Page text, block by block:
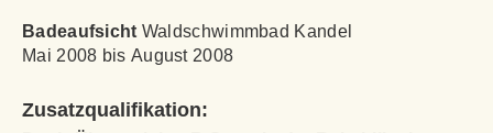
Badeaufsicht Waldschwimmbad Kandel
Mai 2008 bis August 2008
Zusatzqualifikation: